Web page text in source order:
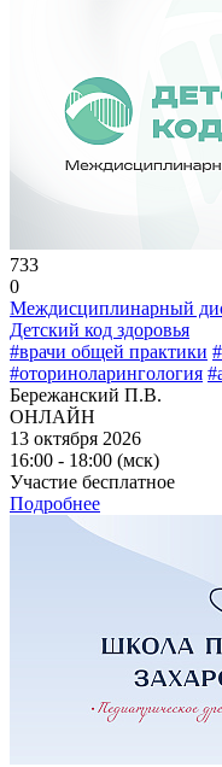
733
0
Междисциплинарный
Детский код здоровья
#врачи общей практики
#оториноларингология
Бережанский П.В.
ОНЛАЙН
13 октября 2026
16:00 - 18:00 (мск)
Участие бесплатное
Подробнее